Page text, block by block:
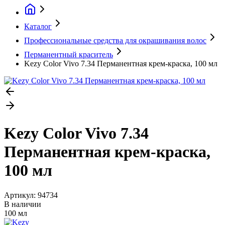
Каталог
Профессиональные средства для окрашивания волос
Перманентный краситель
Kezy Color Vivo 7.34 Перманентная крем-краска, 100 мл
Kezy Color Vivo 7.34
Перманентная крем-краска,
100 мл
Артикул: 94734
В наличии
100 мл